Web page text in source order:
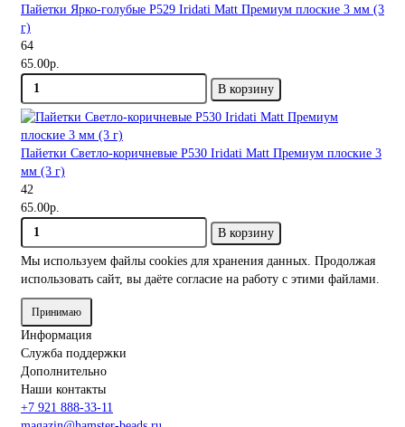
Пайетки Ярко-голубые P529 Iridati Matt Премиум плоские 3 мм (3
г)
64
65.00р.
В корзину
Пайетки Светло-коричневые P530 Iridati Matt Премиум плоские 3
мм (3 г)
42
65.00р.
В корзину
Мы используем файлы cookies для хранения данных. Продолжая
использовать сайт, вы даёте согласие на работу с этими файлами.
Принимаю
Информация
Служба поддержки
Дополнительно
Наши контакты
+7 921 888-33-11